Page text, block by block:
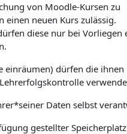
von Moodle-Kursen zu
neuen Kurs zulässig.
diese nur bei Vorliegen
einräumen) dürfen die ihnen
Daten selbst
gestellter